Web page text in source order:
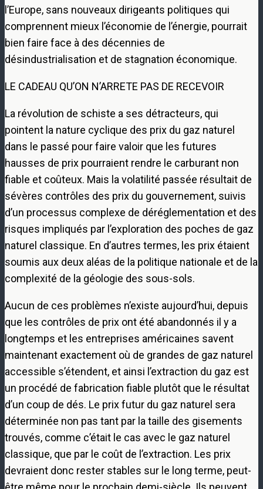
l’Europe, sans nouveaux dirigeants politiques qui
comprennent mieux l’économie de l’énergie, pourrait
bien faire face à des décennies de
désindustrialisation et de stagnation économique.
LE CADEAU QU’ON N’ARRETE PAS DE RECEVOIR
La révolution de schiste a ses détracteurs, qui
pointent la nature cyclique des prix du gaz naturel
dans le passé pour faire valoir que les futures
hausses de prix pourraient rendre le carburant non
fiable et coûteux. Mais la volatilité passée résultait de
sévères contrôles des prix du gouvernement, suivis
d’un processus complexe de déréglementation et des
risques impliqués par l’exploration des poches de gaz
naturel classique. En d’autres termes, les prix étaient
soumis aux deux aléas de la politique nationale et de la
complexité de la géologie des sous-sols.
Aucun de ces problèmes n’existe aujourd’hui, depuis
que les contrôles de prix ont été abandonnés il y a
longtemps et les entreprises américaines savent
maintenant exactement où de grandes de gaz naturel
accessible s’étendent, et ainsi l’extraction du gaz est
un procédé de fabrication fiable plutôt que le résultat
d’un coup de dés. Le prix futur du gaz naturel sera
déterminée non pas tant par la taille des gisements
trouvés, comme c’était le cas avec le gaz naturel
classique, que par le coût de l’extraction. Les prix
devraient donc rester stables sur le long terme, peut-